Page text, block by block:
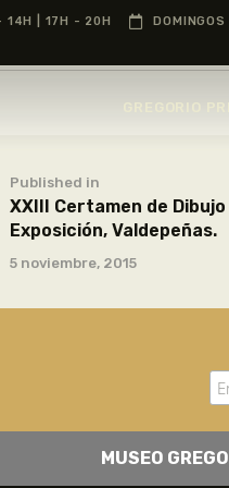
14H | 17H - 20H
Published in
XXIII Certamen de
Exposición, Valdepeñas.
5 noviembre, 2015
MUSEO